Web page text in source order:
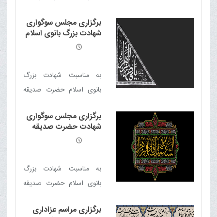
دفتر حضرت آیت الله العظمی
مکارم شیرازی برگزار خواهد
برگزاری مجلس سوگواری
شهادت بزرگ بانوی اسلام
حضرت فاطمه زهرا سلام
به مناسبت شهادت بزرگ
بانوی اسلام حضرت صدیقه
علیها مجلس سوگواری در
دفتر حضرت آیت الله العظمی
برگزاری مجلس سوگواری
شهادت حضرت صدیقه
کبری فاطمه زهرا سلام
به مناسبت شهادت بزرگ
بانوی اسلام حضرت صدیقه
علیها مجلس سوگواری در
برگزاری مراسم عزاداری